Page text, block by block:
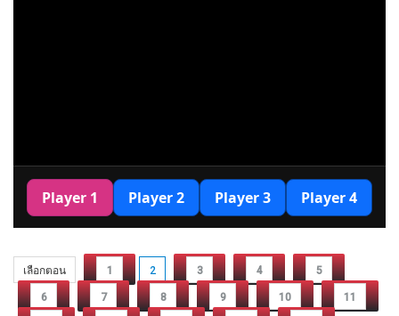
เลือกตอน 1 2 3 4 5
6 7 8 9 10 11